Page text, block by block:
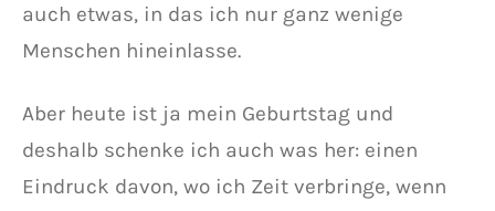
auch etwas, in das ich nur ganz wenige
Menschen hineinlasse.
Aber heute ist ja mein Geburtstag und
deshalb schenke ich auch was her: einen
Eindruck davon, wo ich Zeit verbringe, wenn